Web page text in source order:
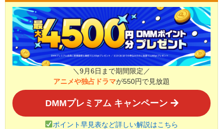
＼9月6日まで期間限定／
アニメや独占ドラマが550円で見放題
DMMプレミアム キャンペーン
ポイント早見表など詳しい解説はこちら